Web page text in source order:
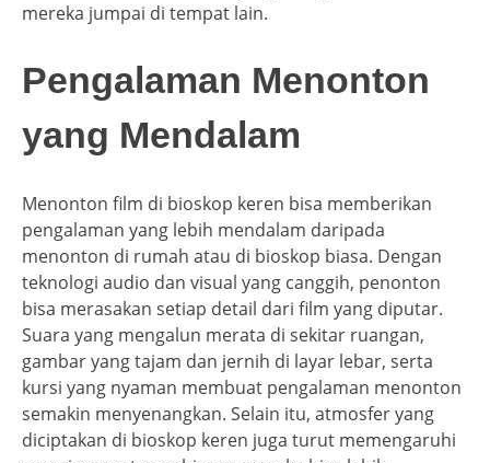
mereka jumpai di tempat lain.
Pengalaman Menonton
yang Mendalam
Menonton film di bioskop keren bisa memberikan
pengalaman yang lebih mendalam daripada
menonton di rumah atau di bioskop biasa. Dengan
teknologi audio dan visual yang canggih, penonton
bisa merasakan setiap detail dari film yang diputar.
Suara yang mengalun merata di sekitar ruangan,
gambar yang tajam dan jernih di layar lebar, serta
kursi yang nyaman membuat pengalaman menonton
semakin menyenangkan. Selain itu, atmosfer yang
diciptakan di bioskop keren juga turut memengaruhi